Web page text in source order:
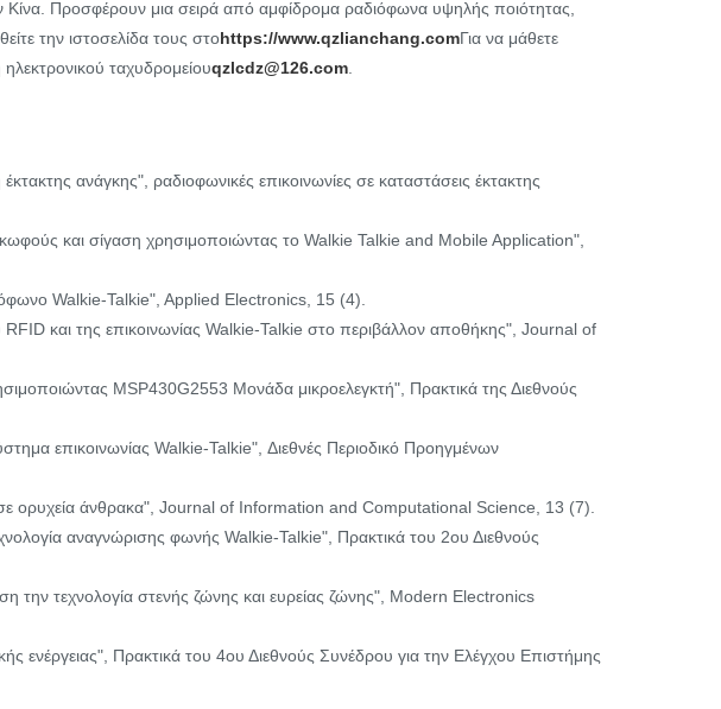
Κίνα. Προσφέρουν μια σειρά από αμφίδρομα ραδιόφωνα υψηλής ποιότητας,
την ιστοσελίδα τους στοhttps://www.qzlianchang.comΓια να μάθετε
ταχυδρομείουqzlcdz@126.com
ανάγκης", ραδιοφωνικές επικοινωνίες σε καταστάσεις έκτακτης
και σίγαση χρησιμοποιώντας το Walkie Talkie and Mobile Application",
Walkie-Talkie", Applied Electronics, 15 (4).
και της επικοινωνίας Walkie-Talkie στο περιβάλλον αποθήκης", Journal of
MSP430G2553 Μονάδα μικροελεγκτή", Πρακτικά της Διεθνούς
επικοινωνίας Walkie-Talkie", Διεθνές Περιοδικό Προηγμένων
ορυχεία άνθρακα", Journal of Information and Computational Science, 13 (7).
αναγνώρισης φωνής Walkie-Talkie", Πρακτικά του 2ου Διεθνούς
τεχνολογία στενής ζώνης και ευρείας ζώνης", Modern Electronics
ενέργειας", Πρακτικά του 4ου Διεθνούς Συνέδρου για την Ελέγχου Επιστήμης